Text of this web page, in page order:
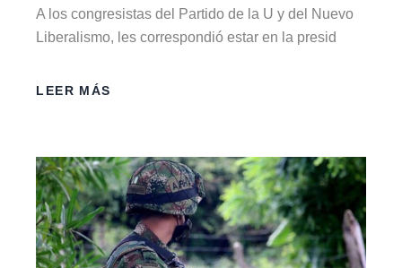
A los congresistas del Partido de la U y del Nuevo
Liberalismo, les correspondió estar en la presid
LEER MÁS